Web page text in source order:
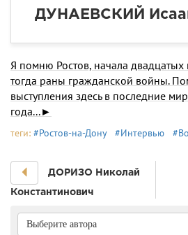
ДУHАЕВСКИЙ
Я помню Ростов, начала двадцатых
тогда раны гражданской войны.
выступления здесь в последние
года...►
теги: #Ростов-на-Дону #Интервью
ДОРИЗО Николай
Константинович
Выберите автора